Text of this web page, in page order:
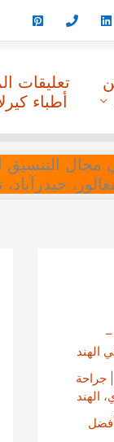
تعليقات
أطباء
تقريبا، في
الهند
جراحة
الهند